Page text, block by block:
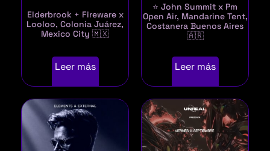
Elderbrook + Fireware x
Looloo, Colonia Juárez,
Mexico City 🇲🇽
Leer más
⭐ John Summit x Pm
Open Air, Mandarine Tent,
Costanera Buenos Aires
🇦🇷
Leer más